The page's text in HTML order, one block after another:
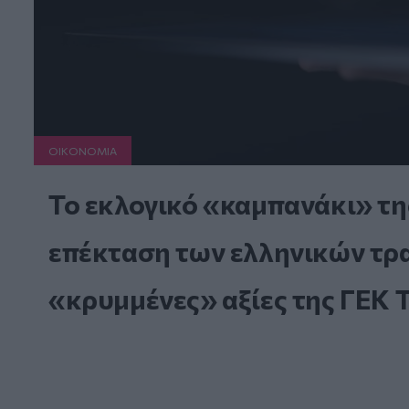
ΟΙΚΟΝΟΜΙΑ
Το εκλογικό «καμπανάκι»
επέκταση των ελληνικών
«κρυμμένες» αξίες της ΓΕΚ